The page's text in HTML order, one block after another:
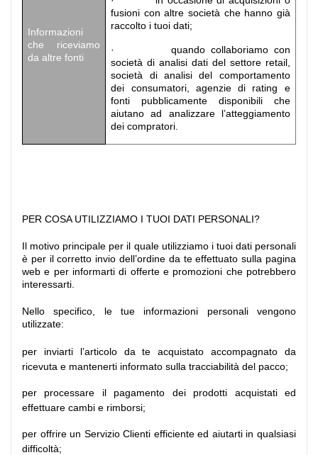
Informazioni
che riceviamo
da altre fonti
fusioni con altre società che hanno già
raccolto i tuoi dati;
· quando collaboriamo con
società di analisi dati del settore retail,
società di analisi del comportamento
dei consumatori, agenzie di rating e
fonti pubblicamente disponibili che
aiutano ad analizzare l’atteggiamento
dei compratori.
PER COSA UTILIZZIAMO I TUOI DATI PERSONALI?
Il motivo principale per il quale utilizziamo i tuoi dati personali
è per il corretto invio dell’ordine da te effettuato sulla pagina
web e per informarti di offerte e promozioni che potrebbero
interessarti.
Nello specifico, le tue informazioni personali vengono
utilizzate:
per inviarti l’articolo da te acquistato accompagnato da
ricevuta e mantenerti informato sulla tracciabilità del pacco;
per processare il pagamento dei prodotti acquistati ed
effettuare cambi e rimborsi;
per offrire un Servizio Clienti efficiente ed aiutarti in qualsiasi
difficoltà;